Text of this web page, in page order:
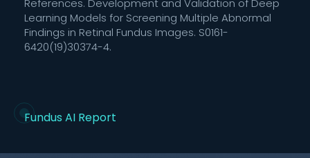
Learning Models for Screening Multiple Abnormal
Findings in Retinal Fundus Images. S0161-
6420(19)30374-4.
Fundus AI Report